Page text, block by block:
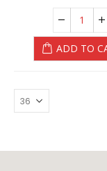
ADD TO